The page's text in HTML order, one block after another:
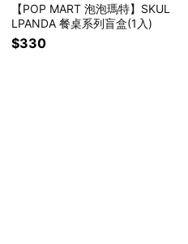
【POP MART 泡泡瑪特】SKUL
LPANDA 餐桌系列盲盒(1入)
$330